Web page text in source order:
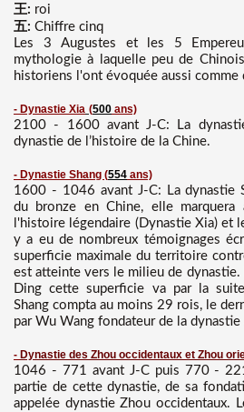
王: roi
五: Chiffre cinq
Les 3 Augustes et les 5
mythologie à laquelle peu de
historiens l'ont évoquée aussi comme
- Dynastie Xia (500 ans)
2100 - 1600 avant J-C: La
dynastie de l’histoire de la Chine.
- Dynastie Shang (554 ans)
1600 - 1046 avant J-C: La dynastie
du bronze en Chine, elle
l'histoire légendaire (Dynastie Xia) et
y a eu de nombreux témoignages
superficie maximale du territoire
est atteinte vers le milieu de
Ding cette superficie va par la
Shang compta au moins 29 rois, le
par Wu Wang fondateur de la dynastie
- Dynastie des Zhou occidentaux et Zhou
1046 - 771 avant J-C puis 770 -
partie de cette dynastie, de sa
appelée dynastie Zhou occidentaux.